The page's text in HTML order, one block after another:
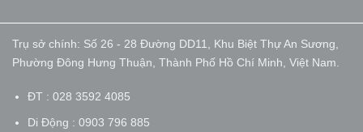
Trụ sở chính: Số 26 - 28 Đường DD11, Khu Biệt Thự An Sương,
Phường Đông Hưng Thuận, Thành Phố Hồ Chí Minh, Việt Nam.
ĐT : 028 3592 4085
Di Động : 0903 796 885